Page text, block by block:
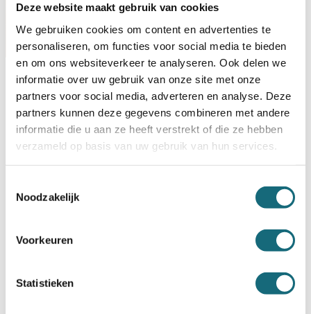
Deze website maakt gebruik van cookies
We gebruiken cookies om content en advertenties te
personaliseren, om functies voor social media te bieden
en om ons websiteverkeer te analyseren. Ook delen we
informatie over uw gebruik van onze site met onze
partners voor social media, adverteren en analyse. Deze
partners kunnen deze gegevens combineren met andere
informatie die u aan ze heeft verstrekt of die ze hebben
verzameld op basis van uw gebruik van hun services.
Noodzakelijk
Voorkeuren
Statistieken
Sieraden Veilig Opbergen
Inbraak indicatie waardeberging
kostbaarheden opbergen
sieraden veilig opbergen
verzekering voor sieraden
Lees onze tips in deze blogTijdens de vakantieperiode
zien we dat het aantal inbraken met zo’n 25%
inbraak verkleinen Wanneer u op vakantie bent ziet uw
woning er vaak onbewoond uit. Een...
Lees meer